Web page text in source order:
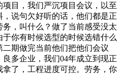
目，我们严沉项目会议，以至
说句欠好听的话，他们都是正
，叫什么？做了当前感受没太
你有时候选型的时候选错什么
二期做完当前他们把他们会议
多企业，我们04年成立到现正
了，工程进度可控。劳务，你